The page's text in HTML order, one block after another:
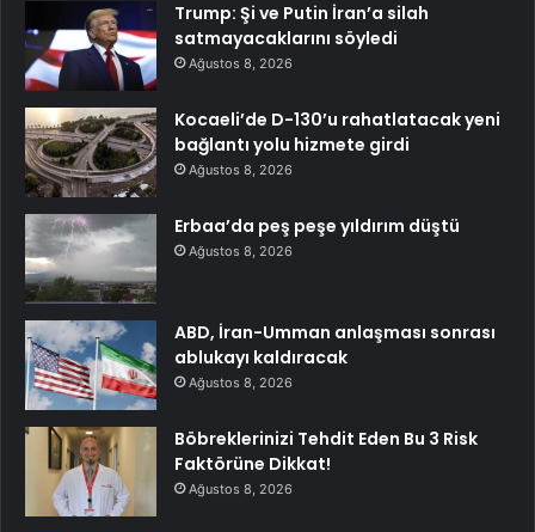
Trump: Şi ve Putin İran’a silah
satmayacaklarını söyledi
Ağustos 8, 2026
Kocaeli’de D-130’u rahatlatacak yeni
bağlantı yolu hizmete girdi
Ağustos 8, 2026
Erbaa’da peş peşe yıldırım düştü
Ağustos 8, 2026
ABD, İran-Umman anlaşması sonrası
ablukayı kaldıracak
Ağustos 8, 2026
Böbreklerinizi Tehdit Eden Bu 3 Risk
Faktörüne Dikkat!
Ağustos 8, 2026